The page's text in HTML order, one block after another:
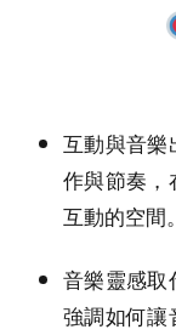
互動與音樂
作與節奏，
互動的空間。
音樂靈感取
強調如何讓